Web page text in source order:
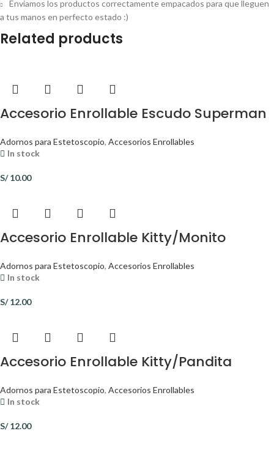
Enviamos los productos correctamente empacados para que lleguen
a tus manos en perfecto estado :)
Related products
Accesorio Enrollable Escudo Superman
Adornos para Estetoscopio, Accesorios Enrollables
In stock
S/10.00
Accesorio Enrollable Kitty/Monito
Adornos para Estetoscopio, Accesorios Enrollables
In stock
S/12.00
Accesorio Enrollable Kitty/Pandita
Adornos para Estetoscopio, Accesorios Enrollables
In stock
S/12.00